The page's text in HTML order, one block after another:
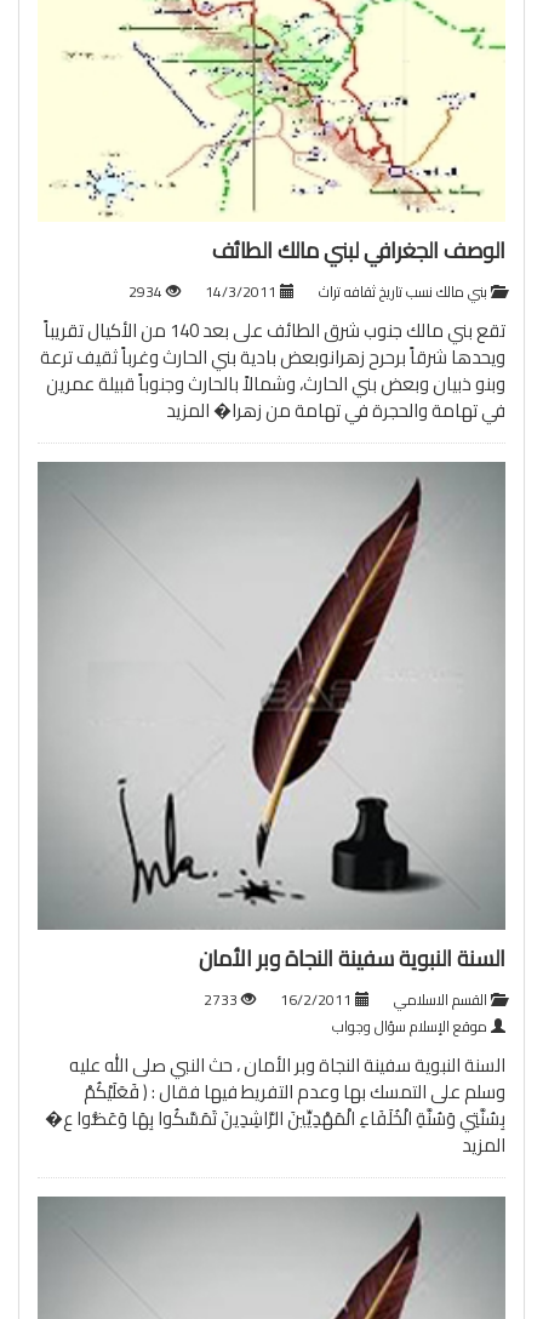
الوصف الجغرافي لبني مالك الطائف
بني مالك نسب تاريخ ثقافه تراث 2934
تقع بني مالك جنوب شرق الطائف على بعد 140 من الأكيال تقريباً
ويحدها شرقاً برحرح زهرانوبعض بادية بني الحارث وغرباً ثقيف ترعة
وبنو ذبيان وبعض بني الحارث، وشمالاً بالحارث وجنوباً قبيلة عمرين
في تهامة والحجرة في تهامة من زهرا�المزيد
السنة النبوية سفينة النجاة وبر الأمان
القسم الاسلامي
2733
موقع الإسلام سؤال وجواب
السنة النبوية سفينة النجاة وبر الأمان ، حث النبي صلى الله عليه
وسلم على التمسك بها وعدم التفريط فيها فقال : ( فَعَلَيْكُمْ
بِسُنَّتِي وَسُنَّةِ الْخُلَفَاءِ الْمَهْدِيِّينَ الرَّاشِدِينَ تَمَسَّكُوا بِهَا وَعَضُّوا ع�
المزيد